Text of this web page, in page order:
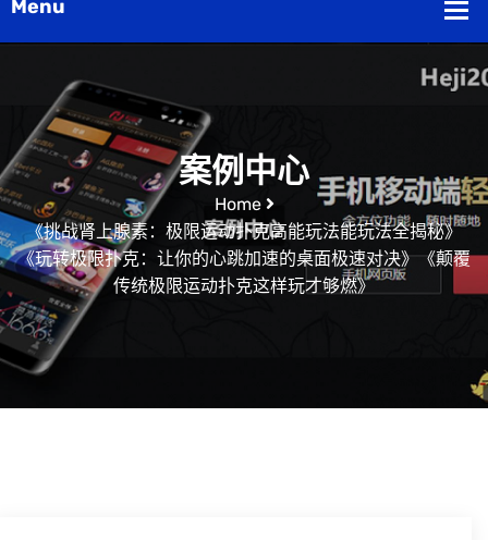
案例中心
Home
《挑战肾上腺素：极限运动扑克高能玩法能玩法全揭秘》
《玩转极限扑克：让你的心跳加速的桌面极速对决》《颠覆
传统极限运动扑克这样玩才够燃》